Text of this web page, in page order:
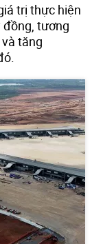
trị thực hiện
tương
tăng